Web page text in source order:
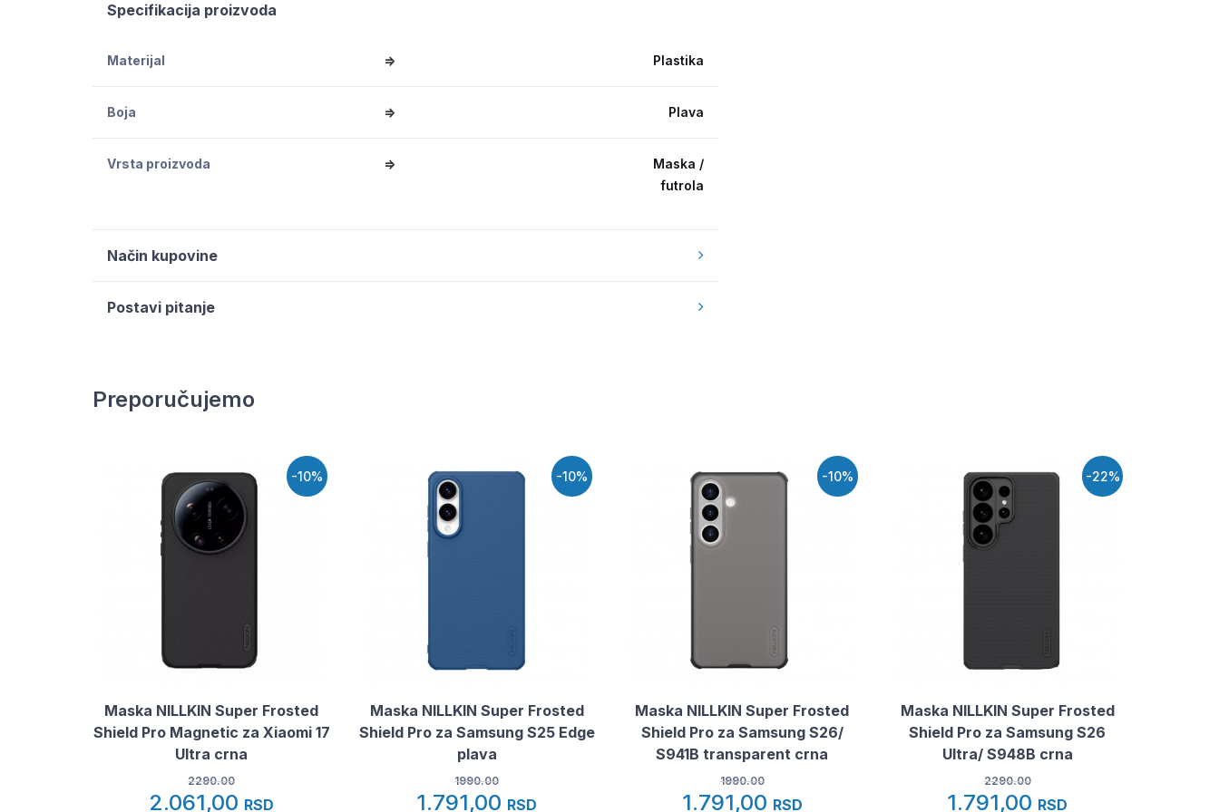
Specifikacija proizvoda
Materijal => Plastika
Boja => Plava
Vrsta proizvoda =>
Maska /
futrola
Način kupovine
Postavi pitanje
Preporučujemo
-10%
Maska NILLKIN Super Frosted
Shield Pro Magnetic za Xiaomi 17
Ultra crna
2290.00
2.061,00 RSD
-10%
Maska NILLKIN Super Frosted
Shield Pro za Samsung S25 Edge
plava
1990.00
1.791,00 RSD
-10%
Maska NILLKIN Super Frosted
Shield Pro za Samsung S26/
S941B transparent crna
1990.00
1.791,00 RSD
-22%
Maska NILLKIN Super Frosted
Shield Pro za Samsung S26
Ultra/ S948B crna
2290.00
1.791,00 RSD